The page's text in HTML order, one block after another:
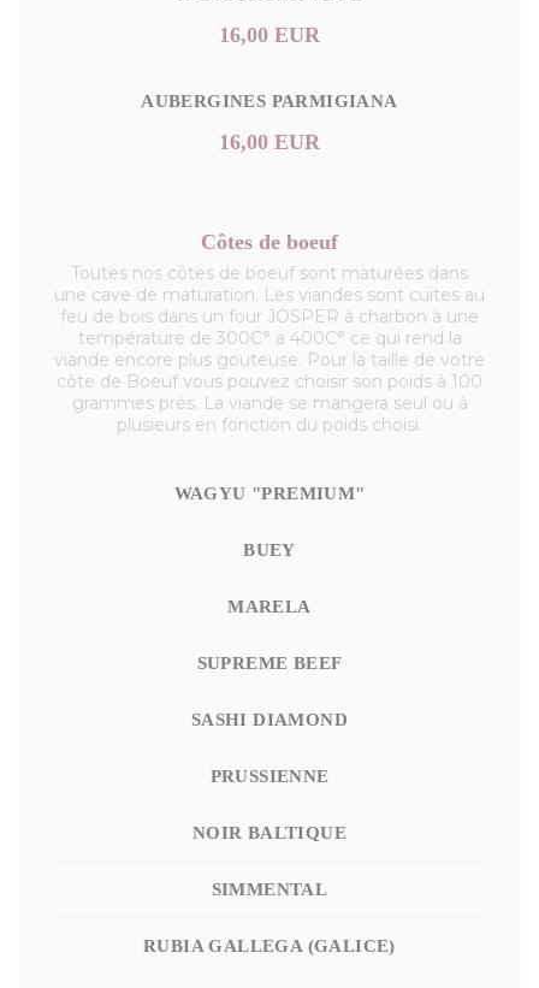
16,00 EUR
AUBERGINES PARMIGIANA
16,00 EUR
Côtes de boeuf
Toutes nos côtes de boeuf sont maturées dans
une cave de maturation. Les viandes sont cuites au
feu de bois dans un four JOSPER à charbon à une
température de 300C° a 400C° ce qui rend la
viande encore plus gouteuse. Pour la taille de votre
côte de Boeuf vous pouvez choisir son poids à 100
grammes près. La viande se mangera seul ou à
plusieurs en fonction du poids choisi.
WAGYU "PREMIUM"
BUEY
MARELA
SUPREME BEEF
SASHI DIAMOND
PRUSSIENNE
NOIR BALTIQUE
SIMMENTAL
RUBIA GALLEGA (GALICE)